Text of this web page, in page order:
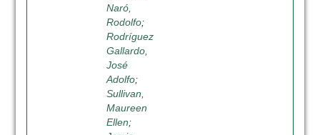
Naró,
Rodolfo;
Rodríguez
Gallardo,
José
Adolfo;
Sullivan,
Maureen
Ellen;